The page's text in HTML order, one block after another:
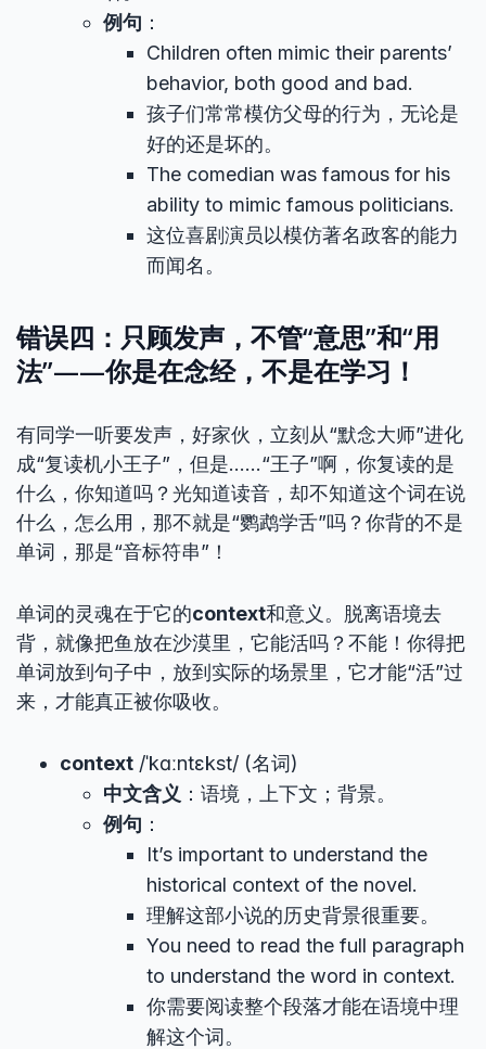
例句 ：
Children often mimic their parents’
behavior, both good and bad.
孩子们常常模仿父母的行为，无论是
好的还是坏的。
The comedian was famous for his
ability to mimic famous politicians.
这位喜剧演员以模仿著名政客的能力
而闻名。
错误四：只顾发声，不管“意思”和“用
法”——你是在念经，不是在学习！
有同学一听要发声，好家伙，立刻从“默念大师”进化
成“复读机小王子”，但是……“王子”啊，你复读的是
什么，你知道吗？光知道读音，却不知道这个词在说
什么，怎么用，那不就是“鹦鹉学舌”吗？你背的不是
单词，那是“音标符串”！
单词的灵魂在于它的context和意义。脱离语境去
背，就像把鱼放在沙漠里，它能活吗？不能！你得把
单词放到句子中，放到实际的场景里，它才能“活”过
来，才能真正被你吸收。
context /ˈkɑːntɛkst/ (名词)
中文含义 ：语境，上下文；背景。
例句 ：
It’s important to understand the
historical context of the novel.
理解这部小说的历史背景很重要。
You need to read the full paragraph
to understand the word in context.
你需要阅读整个段落才能在语境中理
解这个词。